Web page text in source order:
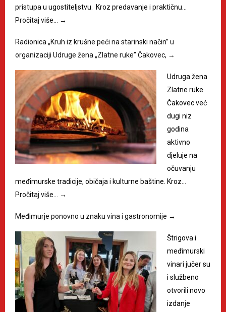
pristupa u ugostiteljstvu. Kroz predavanje i praktičnu…
Pročitaj više…
→
Radionica „Kruh iz krušne peći na starinski način” u
organizaciji Udruge žena „Zlatne ruke” Čakovec, →
Udruga žena
Zlatne ruke
Čakovec već
dugi niz
godina
aktivno
djeluje na
očuvanju
međimurske tradicije, običaja i kulturne baštine. Kroz…
Pročitaj više…
→
Međimurje ponovno u znaku vina i gastronomije →
Štrigova i
međimurski
vinari jučer su
i službeno
otvorili novo
izdanje